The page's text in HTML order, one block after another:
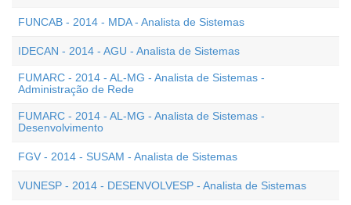
FUNCAB - 2014 - MDA - Analista de Sistemas
IDECAN - 2014 - AGU - Analista de Sistemas
FUMARC - 2014 - AL-MG - Analista de Sistemas -
Administração de Rede
FUMARC - 2014 - AL-MG - Analista de Sistemas -
Desenvolvimento
FGV - 2014 - SUSAM - Analista de Sistemas
VUNESP - 2014 - DESENVOLVESP - Analista de Sistemas